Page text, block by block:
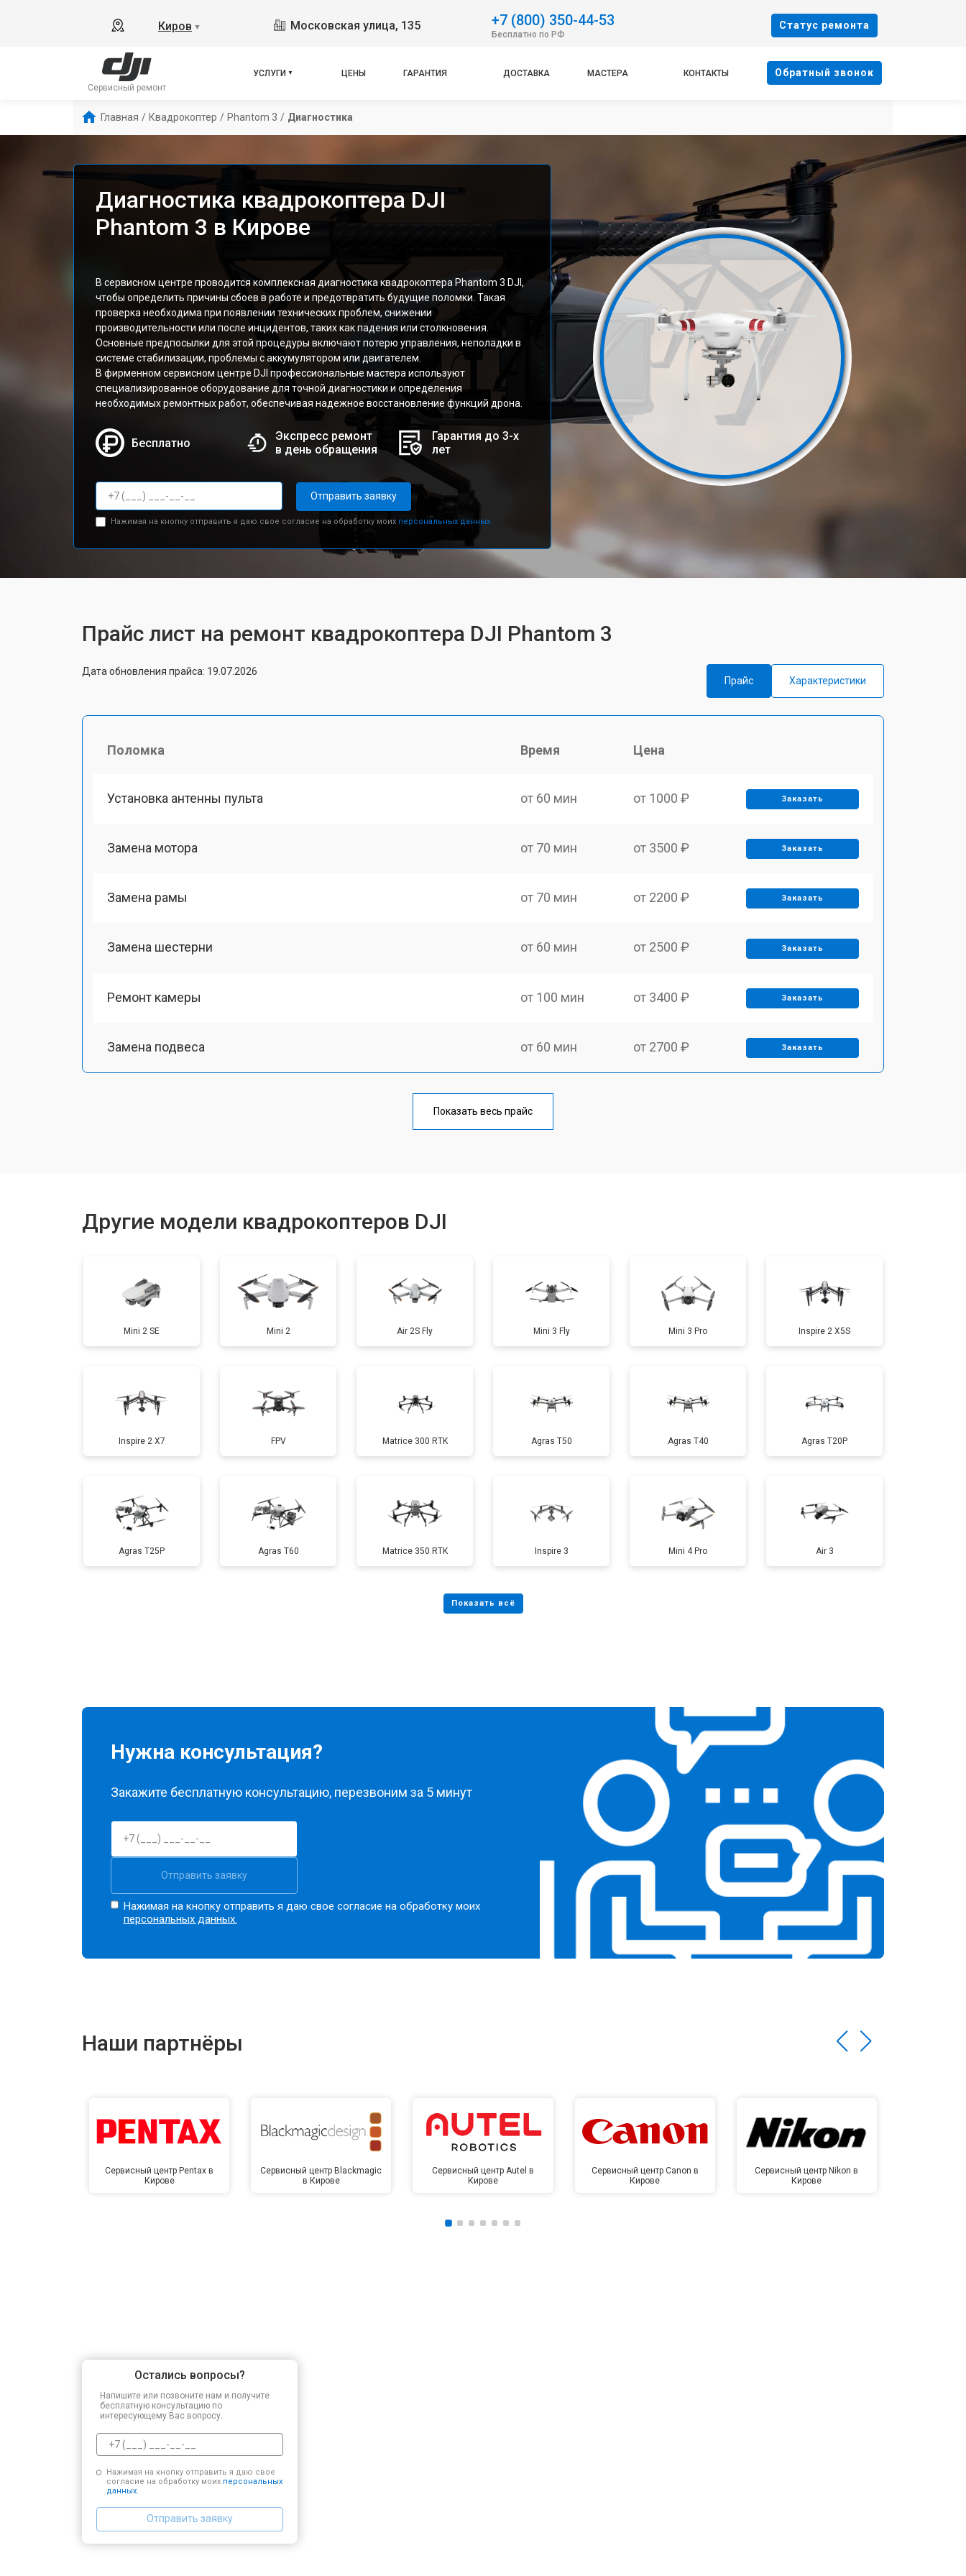
Киров ▼ Московская улица, 135 +7 (800) 350-44-53
Бесплатно по РФ
Cтатус ремонта
Сервисный ремонт
УСЛУГИ ЦЕНЫ ГАРАНТИЯ ДОСТАВКА МАСТЕРА КОНТАКТЫ Oбратный звонок
Главная / Квадрокоптер / Phantom 3 / Диагностика
Диагностика квадрокоптера DJI
Phantom 3 в Кирове
В сервисном центре проводится комплексная диагностика квадрокоптера Phantom 3 DJI,
чтобы определить причины сбоев в работе и предотвратить будущие поломки. Такая
проверка необходима при появлении технических проблем, снижении
производительности или после инцидентов, таких как падения или столкновения.
Основные предпосылки для этой процедуры включают потерю управления, неполадки в
системе стабилизации, проблемы с аккумулятором или двигателем.
В фирменном сервисном центре DJI профессиональные мастера используют
специализированное оборудование для точной диагностики и определения
необходимых ремонтных работ, обеспечивая надежное восстановление функций дрона.
Бесплатно
Экспресс ремонт
в день обращения
Гарантия до 3-х
лет
Отправить заявку
Нажимая на кнопку отправить я даю свое согласие на обработку моих персональных данных.
Прайс лист на ремонт квадрокоптера DJI Phantom 3
Дата обновления прайса: 19.07.2026
Прайс
Характеристики
Поломка Время Цена
Установка антенны пульта от 60 мин от 1000 ₽ Заказать
Замена мотора от 70 мин от 3500 ₽ Заказать
Замена рамы от 70 мин от 2200 ₽ Заказать
Замена шестерни от 60 мин от 2500 ₽ Заказать
Ремонт камеры от 100 мин от 3400 ₽ Заказать
Замена подвеса от 60 мин от 2700 ₽ Заказать
от 100 мин
Замена аккумулятора от 60 мин от 1600 ₽ Заказать
Настройка шифрования Wi-Fi от 40 мин от 1000 ₽ Заказать
Прошивка от 70 мин от 1800 ₽ Заказать
Замена материнской платы от 60 мин от 2800 ₽ Заказать
Ремонт корпуса от 3600 ₽
Показать весь прайс
Другие модели квадрокоптеров DJI
Mini 2 SE Mini 2 Air 2S Fly Mini 3 Fly Mini 3 Pro Inspire 2 X5S
Inspire 2 X7 FPV Matrice 300 RTK Agras T50 Agras T40 Agras T20P
Agras T25P Agras T60 Matrice 350 RTK Inspire 3 Mini 4 Pro Air 3
Нужна консультация?
Закажите бесплатную консультацию, перезвоним за 5 минут
Отправить заявку
Нажимая на кнопку отправить я даю свое согласие на обработку моих
персональных данных.
Наши партнёры
Сервисный центр Pentax в
Кирове
Сервисный центр Blackmagic
в Кирове
Сервисный центр Autel в
Кирове
Сервисный центр Canon в
Кирове
Сервисный центр Nikon в
Кирове
Остались вопросы?
Напишите или позвоните нам и получите
бесплатную консультацию по
интересующему Вас вопросу.
Нажимая на кнопку отправить я даю свое
согласие на обработку моих персональных
данных.
Отправить заявку